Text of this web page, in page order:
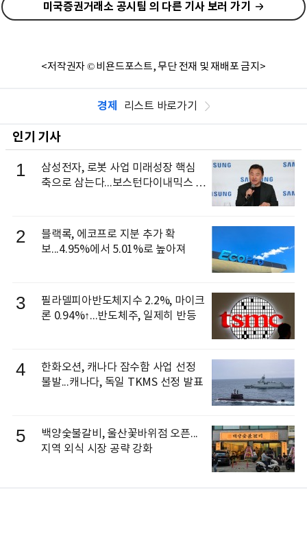
미국증권거래소 공시팀 의 다른 기사 보러 가기
<저작권자 © 비욘드포스트, 무단 전재 및 재배포 금지>
경제 리스트 바로가기
인기 기사
1
삼성전자, 로봇 사업 미래성장 핵심
축으로 삼는다...보스턴다이내믹스 출
2
블랙록, 에코프로 지분 추가 확
보...4.95%에서 5.01%로 높아져
3
필라델피아반도체지수 2.2%, 마이크
론 0.94%↑...반도체주, 일제히 반등
4
한화오션, 캐나다 잠수함 사업 선정
불발...캐나다, 독일 TKMS 선정 발표
5
백양숯불갈비, 울산꽃바위점 오픈...
지역 외식 시장 공략 강화